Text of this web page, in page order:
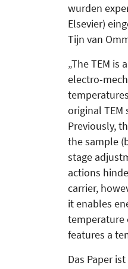
wurden
Elsevier)
Tijn van
„The TEM
electro-
original
Previously,
the sample
stage
actions
carrier,
it enables
temperature
features a
Das Paper